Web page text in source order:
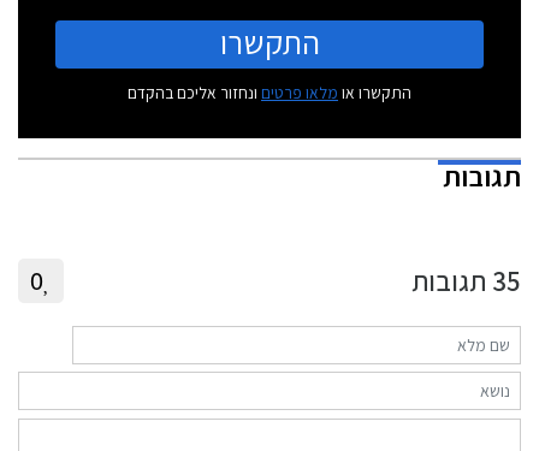
התקשרו
התקשרו או מלאו פרטים ונחזור אליכם בהקדם
תגובות
35 תגובות 0